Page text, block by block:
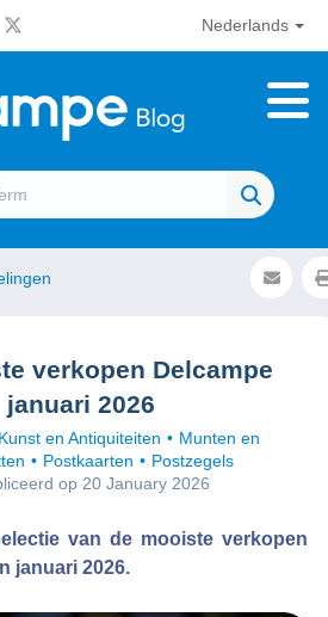
Nederlands
verkopen Delcampe
januari 2026
Kunst en Antiquiteiten
Munten en
Postkaarten
Postzegels
op 20 January 2026
van de mooiste verkopen
januari 2026.